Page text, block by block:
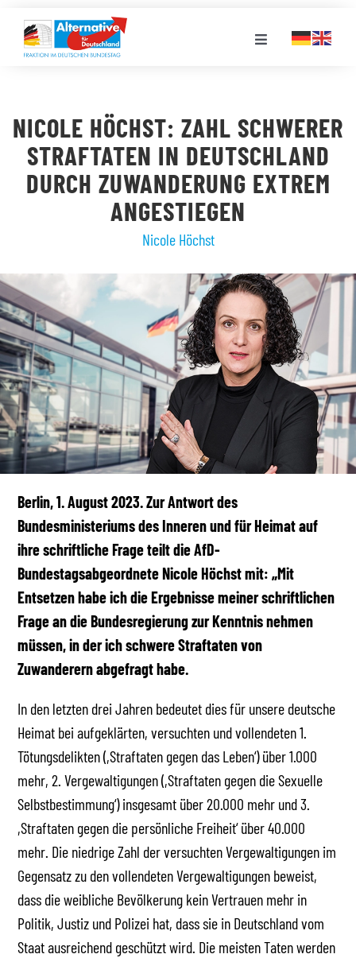
Inhalt
springen
Toggle
LANDESGRUPPEN
VERANSTALTUNGEN
STELLENPORTAL
MEDIATHEK
NICOLE HÖCHST: ZAHL SCHWERER
STRAFTATEN IN DEUTSCHLAND
DURCH ZUWANDERUNG EXTREM
ANGESTIEGEN
Nicole Höchst
Berlin, 1. August 2023.Zur Antwort des
Bundesministeriums des Inneren und für Heimat auf
ihre schriftliche Frage teilt die AfD-
Bundestagsabgeordnete Nicole Höchst mit: „Mit
Entsetzen habe ich die Ergebnisse meiner schriftlichen
Frage an die Bundesregierung zur Kenntnis nehmen
müssen, in der ich schwere Straftaten von
Zuwanderern abgefragt habe.
In den letzten drei Jahren bedeutet dies für unsere deutsche
Heimat bei aufgeklärten, versuchten und vollendeten 1.
Tötungsdelikten (,Straftaten gegen das Leben‘) über 1.000
mehr, 2. Vergewaltigungen (,Straftaten gegen die Sexuelle
Selbstbestimmung‘) insgesamt über 20.000 mehr und 3.
,Straftaten gegen die persönliche Freiheit‘ über 40.000
mehr. Die niedrige Zahl der versuchten Vergewaltigungen im
Gegensatz zu den vollendeten Vergewaltigungen beweist,
dass die weibliche Bevölkerung kein Vertrauen mehr in
Politik, Justiz und Polizei hat, dass sie in Deutschland vom
Staat ausreichend geschützt wird. Die meisten Taten werden